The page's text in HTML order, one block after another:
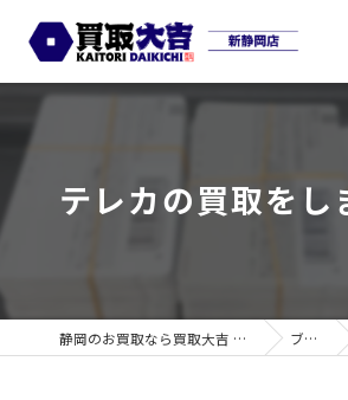
テレカの買取をし
静岡のお買取なら買取大吉 新静岡店 ブログ